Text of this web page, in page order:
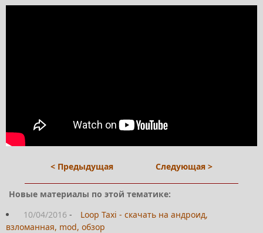
< Предыдущая Следующая >
Новые материалы по этой тематике:
10/04/2016 -
Loop Taxi - скачать на андроид,
взломанная, mod, обзор